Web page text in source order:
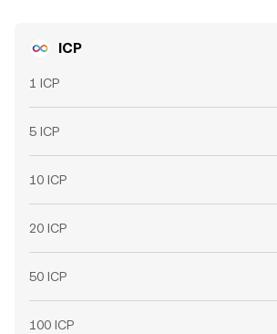
ICP
1 ICP
5 ICP
10 ICP
20 ICP
50 ICP
100 ICP